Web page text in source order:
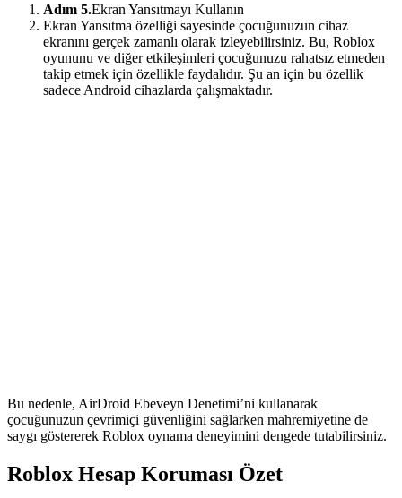
Adım 5.Ekran Yansıtmayı Kullanın
Ekran Yansıtma özelliği sayesinde çocuğunuzun cihaz
ekranını gerçek zamanlı olarak izleyebilirsiniz. Bu, Roblox
oyununu ve diğer etkileşimleri çocuğunuzu rahatsız etmeden
takip etmek için özellikle faydalıdır. Şu an için bu özellik
sadece Android cihazlarda çalışmaktadır.
Bu nedenle, AirDroid Ebeveyn Denetimi’ni kullanarak
çocuğunuzun çevrimiçi güvenliğini sağlarken mahremiyetine de
saygı göstererek Roblox oynama deneyimini dengede tutabilirsiniz.
Roblox Hesap Koruması Özet